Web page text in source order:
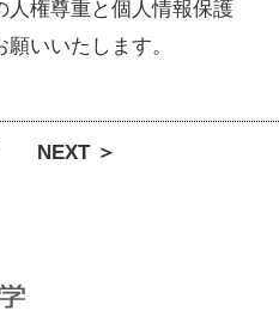
権尊重と個人情報保護
いいたします。
NEXT ＞